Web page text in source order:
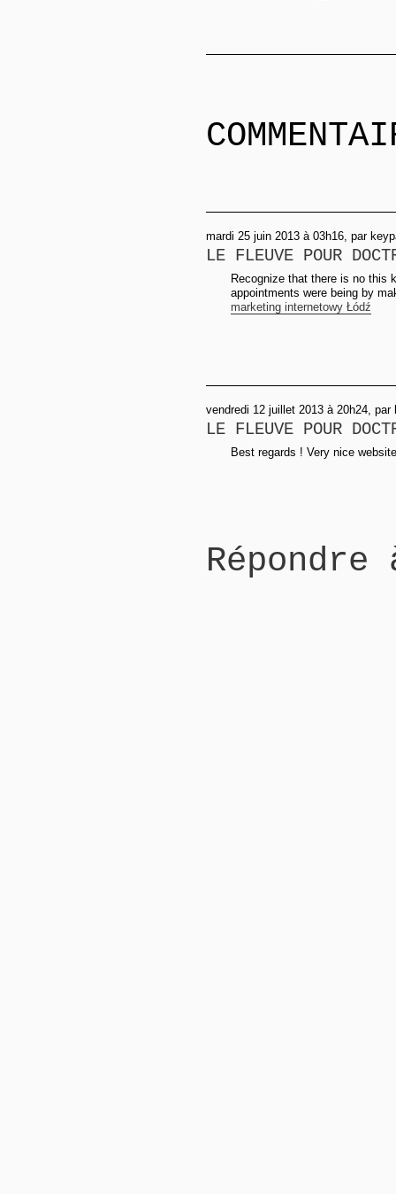
mardi 25 juin 2013 à 03h16, par
LE FLEUVE POUR
Recognize that there is no this
appointments were being by
marketing internetowy Łódź
vendredi 12 juillet 2013 à 20h24, par
LE FLEUVE POUR
Best regards ! Very nice